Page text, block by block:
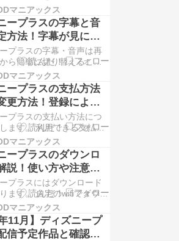
いると思います。 ただデ
ラスではNetflixやHuluのよ
プリペイド・ギフトカー
せん。 ただし ...
© 2026 VODマニアックス
マニアックス
ープラスの字幕と音
方法！字幕が見にく
消す方法も紹介
プラスの字幕・音声は再
ら簡単に切り替えること
。 「字幕・音声の設定方
字幕はある？日本語字幕
消せる？」 「字幕が見に
スタイル変更方法」など
© 2026 VODマニアック
マニアックス
ープラスの支払方法
更方法！登録によっ
方法は異なる
プラスの支払い方法につ
ます。 利用できる支払い
ズニープラスの登録によ
ります。 「どのような支
使えるのか？」 「デビッ
使える？」 「支払い方法
© 2022 VODマニアック
マニアックス
ープラスのダウンロ
説！使い方や注意
点まで解決
プラスにはダウンロード
ます。 自宅のwifiでダウン
ばディズニープラスの作
時でも楽しめます。 上手く
ープラスのダウンロード機
て、よりディズニープ ...
マニアックス
年11月】ディズニープ
信予定作品と確認方